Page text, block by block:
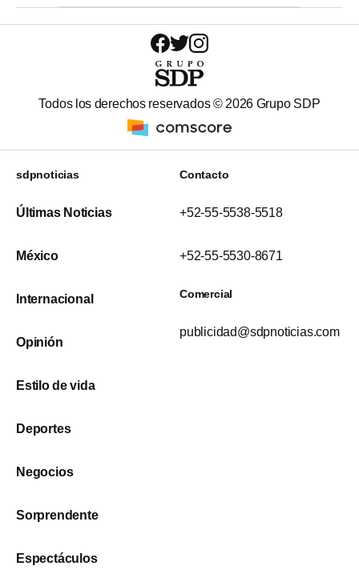
Todos los derechos reservados © 2026 Grupo SDP
sdpnoticias
Últimas Noticias
México
Internacional
Opinión
Estilo de vida
Deportes
Negocios
Sorprendente
Espectáculos
Contacto
+52-55-5538-5518
+52-55-5530-8671
Comercial
publicidad@sdpnoticias.com